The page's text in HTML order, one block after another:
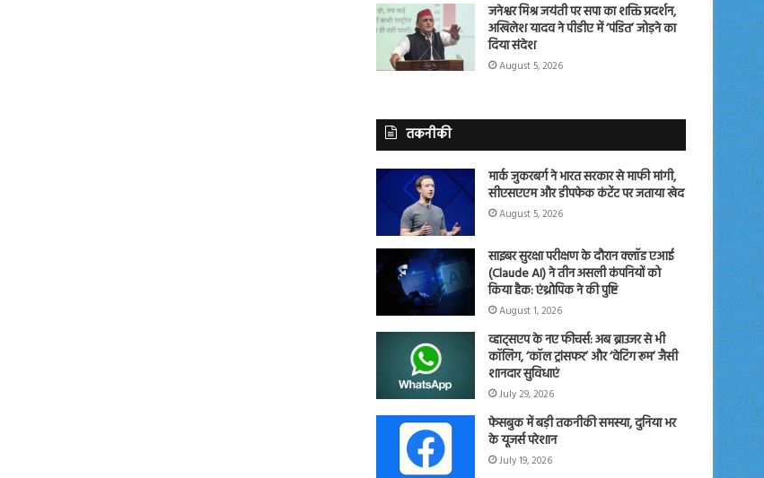
जनेश्वर मिश्र जयंती पर सपा का शक्ति प्रदर्शन,
अखिलेश यादव ने पीडीए में ‘पंडित’ जोड़ने का
दिया संदेश
August 5, 2026
तकनीकी
मार्क जुकरबर्ग ने भारत सरकार से माफी मांगी,
सीएसएएम और डीपफेक कंटेंट पर जताया खेद
August 5, 2026
साइबर सुरक्षा परीक्षण के दौरान क्लॉड एआई
(Claude AI) ने तीन असली कंपनियों को
किया हैक: एंथ्रोपिक ने की पुष्टि
August 1, 2026
व्हाट्सएप के नए फीचर्स: अब ब्राउजर से भी
कॉलिंग, ‘कॉल ट्रांसफर’ और ‘वेटिंग रूम’ जैसी
शानदार सुविधाएं
July 29, 2026
फेसबुक में बड़ी तकनीकी समस्या, दुनिया भर
के यूजर्स परेशान
July 19, 2026